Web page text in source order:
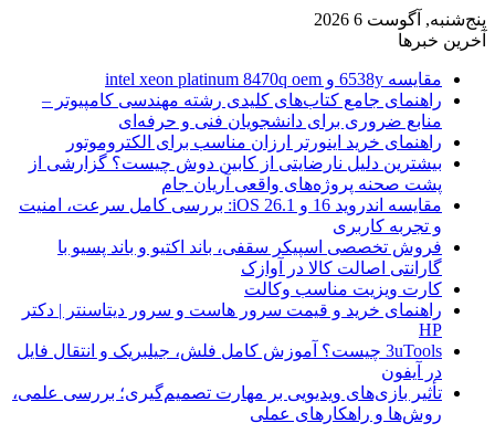
پنج‌شنبه, آگوست 6 2026
آخرین خبرها
مقایسه 6538y و intel xeon platinum 8470q oem
راهنمای جامع کتاب‌های کلیدی رشته مهندسی کامپیوتر –
منابع ضروری برای دانشجویان فنی و حرفه‌ای
راهنمای خرید اینورتر ارزان مناسب برای الکتروموتور
بیشترین دلیل نارضایتی از کابین دوش چیست؟ گزارشی از
پشت صحنه پروژه‌های واقعی آریان جام
مقایسه اندروید 16 و iOS 26.1: بررسی کامل سرعت، امنیت
و تجربه کاربری
فروش تخصصی اسپیکر سقفی، باند اکتیو و باند پسیو با
گارانتی اصالت کالا در آوازک
کارت ویزیت مناسب وکالت
راهنمای خرید و قیمت سرور هاست و سرور دیتاسنتر | دکتر
HP
3uTools چیست؟ آموزش کامل فلش، جیلبریک و انتقال فایل
در آیفون
تأثیر بازی‌های ویدیویی بر مهارت تصمیم‌گیری؛ بررسی علمی،
روش‌ها و راهکارهای عملی